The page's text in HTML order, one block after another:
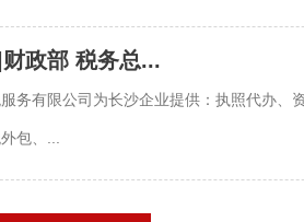
政部 税务总...
务有限公司为长沙企业提供：执照代办、
包、...